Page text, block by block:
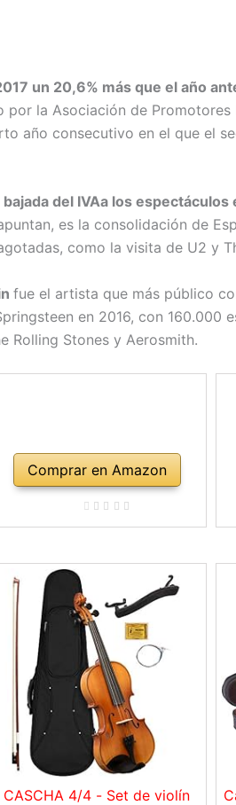
un 20,6% más que el año
por la Asociación de
año consecutivo en el que el
bajada del IVAa los espectáculos
es la consolidación de
como la visita de U2 y
fue el artista que más público
en 2016, con
Rolling Stones y Aerosmith.
Comprar en Amazon
CASCHA 4/4 - Set de violín